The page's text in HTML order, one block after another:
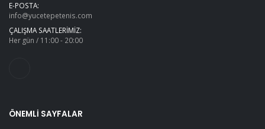
E-POSTA:
info@yucetepetenis.com
ÇALIŞMA SAATLERIMIZ:
Her gün / 11:00 - 20:00
ÖNEMLI SAYFALAR